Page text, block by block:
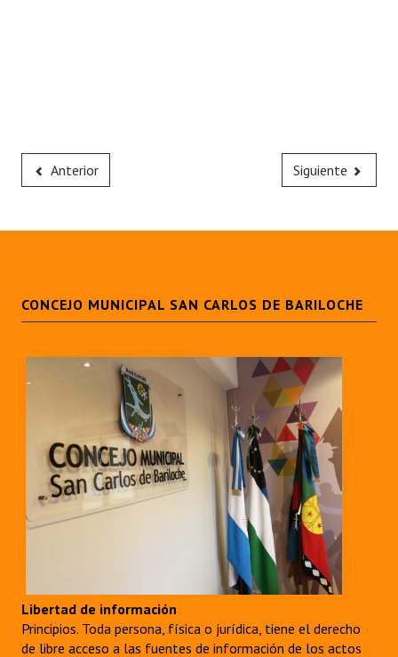
Anterior Siguiente
CONCEJO MUNICIPAL SAN CARLOS DE BARILOCHE
Libertad de información
Principios. Toda persona, física o jurídica, tiene el derecho
de libre acceso a las fuentes de información de los actos